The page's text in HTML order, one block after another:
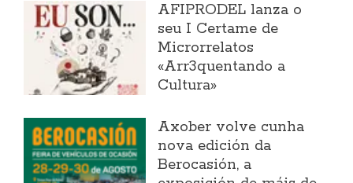
AFIPRODEL lanza o
seu I Certame de
Microrrelatos
«Arr3quentando a
Cultura»
Axober volve cunha
nova edición da
Berocasión, a